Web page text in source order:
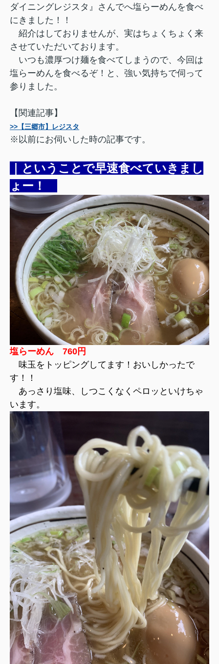
ダイニングレジスタ』さんでへ塩らーめんを食べ
にきました！！
紹介はしておりませんが、実はちょくちょく来
させていただいております。
いつも濃厚つけ麺を食べてしまうので、今回は
塩らーめんを食べるぞ！と、強い気持ちで伺って
参りました。
【関連記事】
>>【三郷市】レジスタ
※以前にお伺いした時の記事です。
｜ということで早速食べていきまし
ょー！
塩らーめん 760円
味玉をトッピングしてます！おいしかったで
す！！
あっさり塩味、しつこくなくペロッといけちゃ
います。